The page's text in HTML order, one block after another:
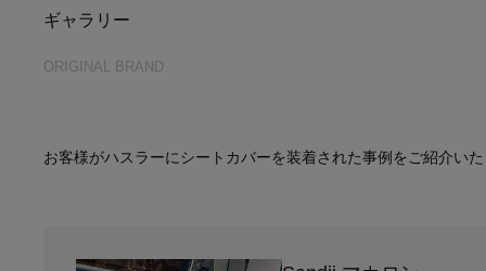
ギャラリー
ORIGINAL BRAND
お客様がハスラーにシートカバーを装着された事例をご紹介い